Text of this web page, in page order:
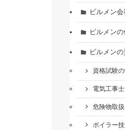
ビルメン
ビルメン
ビルメン
資格試験
電気工事士
危険物取
ボイラー